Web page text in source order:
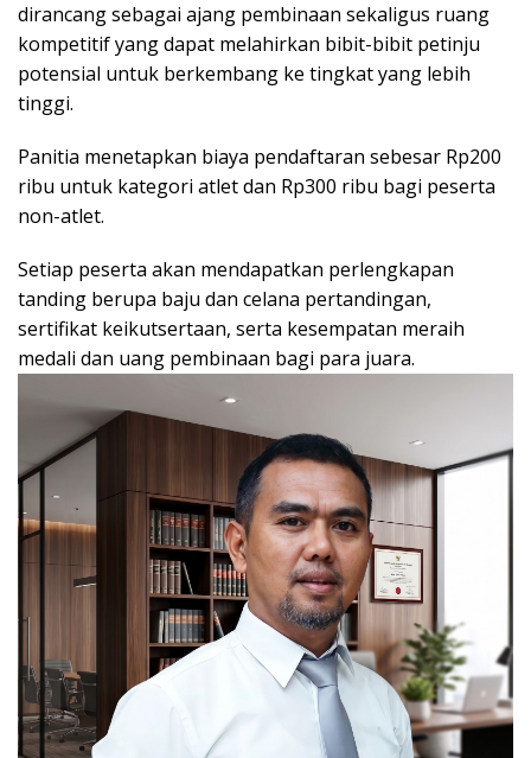
dirancang sebagai ajang pembinaan sekaligus ruang
kompetitif yang dapat melahirkan bibit-bibit petinju
potensial untuk berkembang ke tingkat yang lebih
tinggi.
Panitia menetapkan biaya pendaftaran sebesar Rp200
ribu untuk kategori atlet dan Rp300 ribu bagi peserta
non-atlet.
Setiap peserta akan mendapatkan perlengkapan
tanding berupa baju dan celana pertandingan,
sertifikat keikutsertaan, serta kesempatan meraih
medali dan uang pembinaan bagi para juara.